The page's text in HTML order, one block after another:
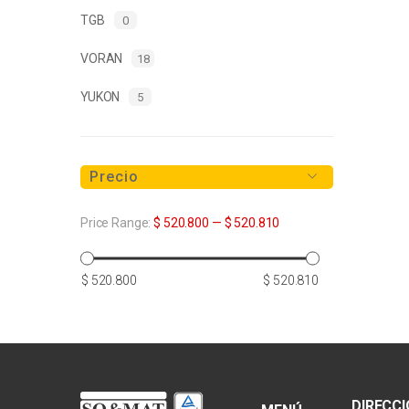
TGB 0
VORAN 18
YUKON 5
Precio
Price Range:$ 520.800 — $ 520.810
$ 520.800 $ 520.810
Precio
Precio